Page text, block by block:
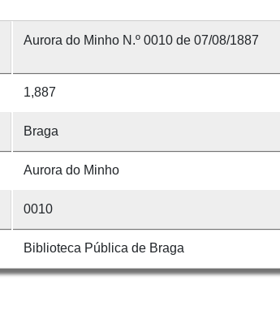
Aurora do Minho N.º 0010 de 07/08/1887
1,887
Braga
Aurora do Minho
0010
Biblioteca Pública de Braga